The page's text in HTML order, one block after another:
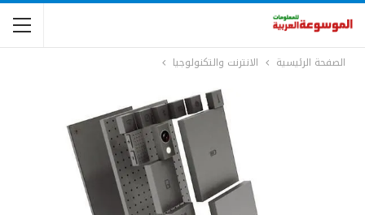
الصفحة الرئيسية الانترنت والتكنولوجيا